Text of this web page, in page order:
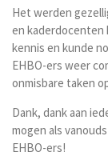
Het werden
en kaderdocenten
kennis en kunde
EHBO-ers weer
onmisbare taken
Dank, dank aan
mogen als
EHBO-ers!